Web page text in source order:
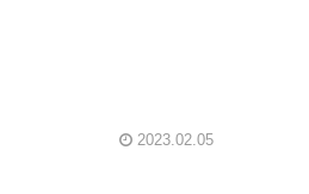
2023.02.05